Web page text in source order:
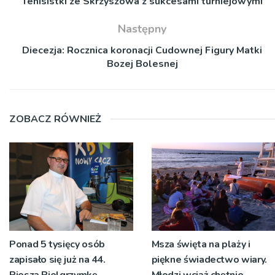
Następny
Diecezja: Rocznica koronacji Cudownej Figury Matki
Bozej Bolesnej
ZOBACZ RÓWNIEŻ
Ponad 5 tysięcy osób
zapisało się już na 44.
Msza święta na plaży i
piękne świadectwo wiary.